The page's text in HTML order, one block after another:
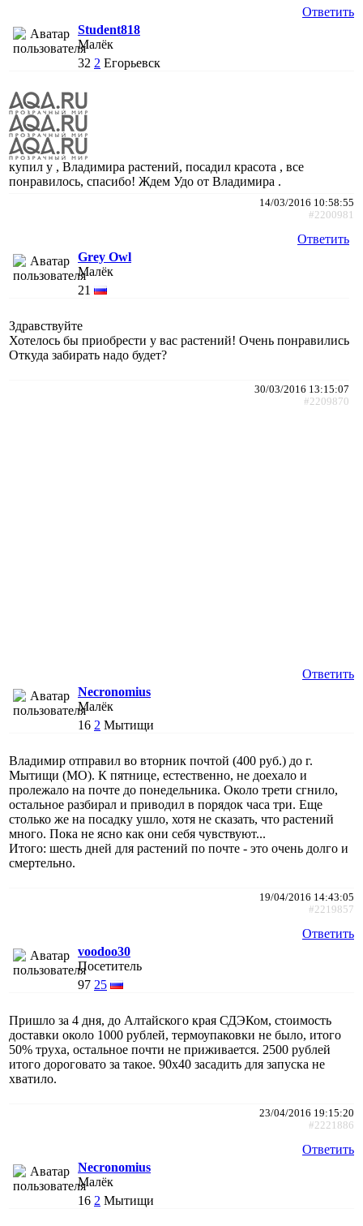
Ответить
Student818
Малёк
32 2 Егорьевск
купил у , Владимира растений, посадил красота , все
понравилось, спасибо! Ждем Удо от Владимира .
14/03/2016 10:58:55
#2200981
Ответить
Grey Owl
Малёк
21
Здравствуйте
Хотелось бы приобрести у вас растений! Очень понравились
Откуда забирать надо будет?
30/03/2016 13:15:07
#2209870
Ответить
Necronomius
Малёк
16 2 Мытищи
Владимир отправил во вторник почтой (400 руб.) до г.
Мытищи (МО). К пятнице, естественно, не доехало и
пролежало на почте до понедельника. Около трети сгнило,
остальное разбирал и приводил в порядок часа три. Еще
столько же на посадку ушло, хотя не сказать, что растений
много. Пока не ясно как они себя чувствуют...
Итого: шесть дней для растений по почте - это очень долго и
смертельно.
19/04/2016 14:43:05
#2219857
Ответить
voodoo30
Посетитель
97 25
Пришло за 4 дня, до Алтайского края СДЭКом, стоимость
доставки около 1000 рублей, термоупаковки не было, итого
50% труха, остальное почти не приживается. 2500 рублей
итого дороговато за такое. 90х40 засадить для запуска не
хватило.
23/04/2016 19:15:20
#2221886
Ответить
Necronomius
Малёк
16 2 Мытищи